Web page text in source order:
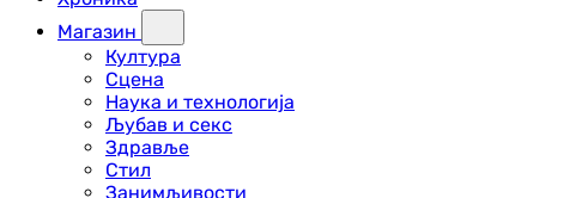
Магазин
Култура
Сцена
Наука и технологија
Љубав и секс
Здравље
Стил
Занимљивости